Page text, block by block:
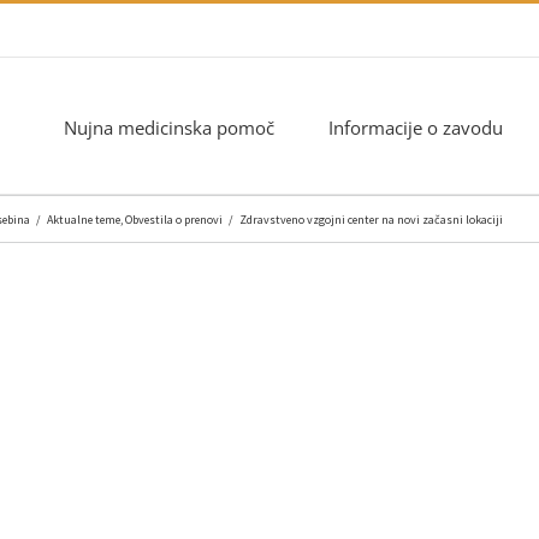
Nujna medicinska pomoč Informacije o zavodu
/ Aktualne teme Obvestila o prenovi / Zdravstveno vzgojni center na novi začasni lokaciji